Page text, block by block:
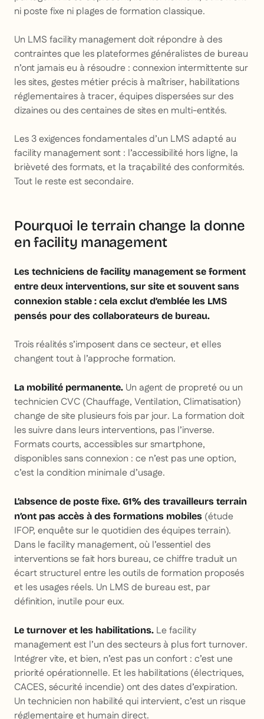
ni poste fixe ni plages de formation classique.
Un LMS facility management doit répondre à des
contraintes que les plateformes généralistes de bureau
n’ont jamais eu à résoudre : connexion intermittente sur
les sites, gestes métier précis à maîtriser, habilitations
réglementaires à tracer, équipes dispersées sur des
dizaines ou des centaines de sites en multi-entités.
Les 3 exigences fondamentales d’un LMS adapté au
facility management sont : l’accessibilité hors ligne, la
brièveté des formats, et la traçabilité des conformités.
Tout le reste est secondaire.
Pourquoi le terrain change la donne
en facility management
Les techniciens de facility management se forment
entre deux interventions, sur site et souvent sans
connexion stable : cela exclut d’emblée les LMS
pensés pour des collaborateurs de bureau.
Trois réalités s’imposent dans ce secteur, et elles
changent tout à l’approche formation.
La mobilité permanente. Un agent de propreté ou un
technicien CVC (Chauffage, Ventilation, Climatisation)
change de site plusieurs fois par jour. La formation doit
les suivre dans leurs interventions, pas l’inverse.
Formats courts, accessibles sur smartphone,
disponibles sans connexion : ce n’est pas une option,
c’est la condition minimale d’usage.
L’absence de poste fixe. 61% des travailleurs terrain
n’ont pas accès à des formations mobiles (étude
IFOP, enquête sur le quotidien des équipes terrain).
Dans le facility management, où l’essentiel des
interventions se fait hors bureau, ce chiffre traduit un
écart structurel entre les outils de formation proposés
et les usages réels. Un LMS de bureau est, par
définition, inutile pour eux.
Le turnover et les habilitations. Le facility
management est l’un des secteurs à plus fort turnover.
Intégrer vite, et bien, n’est pas un confort : c’est une
priorité opérationnelle. Et les habilitations (électriques,
CACES, sécurité incendie) ont des dates d’expiration.
Un technicien non habilité qui intervient, c’est un risque
réglementaire et humain direct.